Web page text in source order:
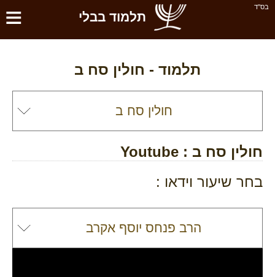
בס''ד ≡ תלמוד בבלי
תלמוד - חולין סח ב
חולין סח ב : Youtube
בחר שיעור וידאו :